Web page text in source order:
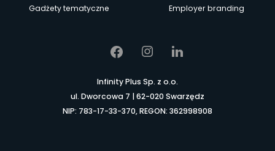
Gadżety tematyczne
Employer branding
Infinity Plus Sp. z o.o.
ul. Dworcowa 7 | 62-020 Swarzędz
NIP: 783-17-33-370, REGON: 362998908